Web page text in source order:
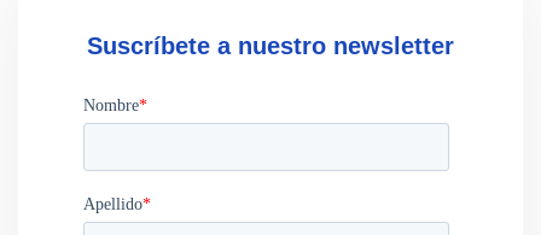
Suscríbete a nuestro newsletter